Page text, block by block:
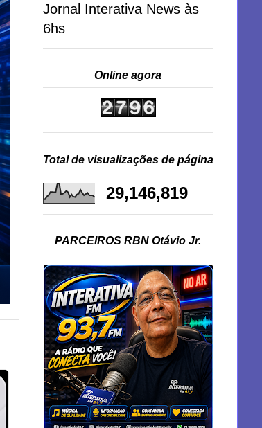
Jornal Interativa News às
6hs
Online agora
Total de visualizações de página
29,146,819
PARCEIROS RBN Otávio Jr.